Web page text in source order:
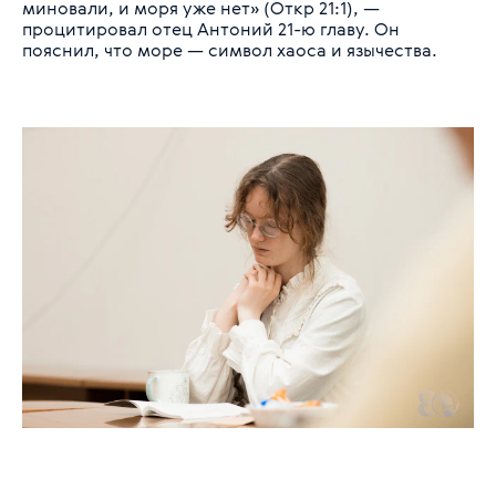
миновали, и моря уже нет» (Откр 21:1), —
процитировал отец Антоний 21-ю главу. Он
пояснил, что море — символ хаоса и язычества.